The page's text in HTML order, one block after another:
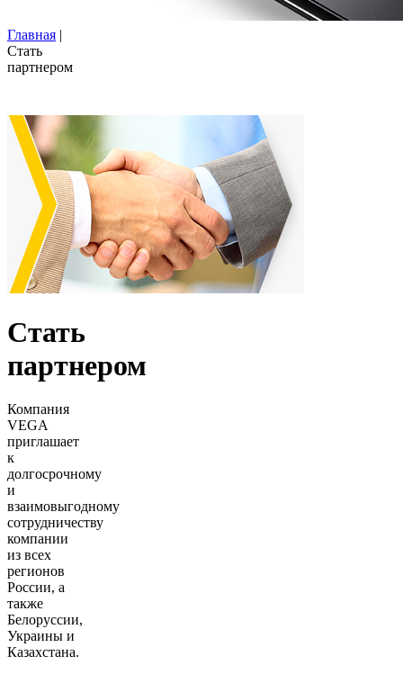
Главная |
Стать
партнером
Стать
партнером
Компания
VEGA
приглашает
к
долгосрочному
и
взаимовыгодному
сотрудничеству
компании
из всех
регионов
России, а
также
Белоруссии,
Украины и
Казахстана.